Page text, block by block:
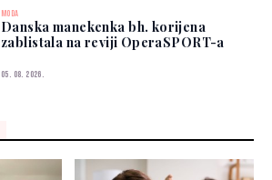
MODA
Danska manekenka bh. korijena
zablistala na reviji OperaSPORT-a
05. 08. 2026.